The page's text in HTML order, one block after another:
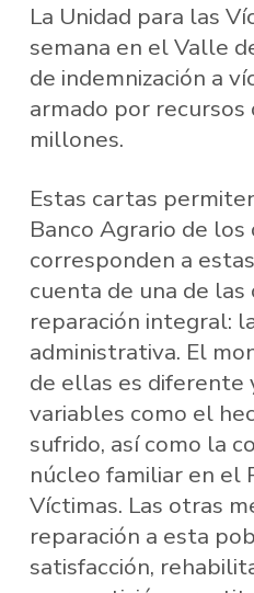
La Unidad para las
semana en el Valle
de indemnización a
armado por recursos
millones.
Estas cartas
Banco Agrario de
corresponden a
cuenta de una de las
reparación integral:
administrativa. El
de ellas es diferente
variables como el
sufrido, así como la
núcleo familiar en el
Víctimas. Las otras
reparación a esta
satisfacción,